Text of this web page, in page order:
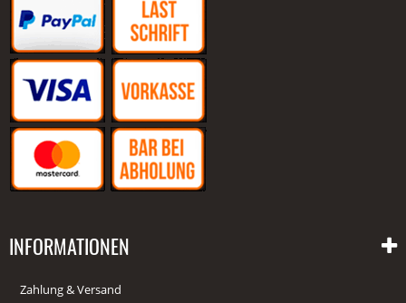
INFORMATIONEN
Zahlung & Versand